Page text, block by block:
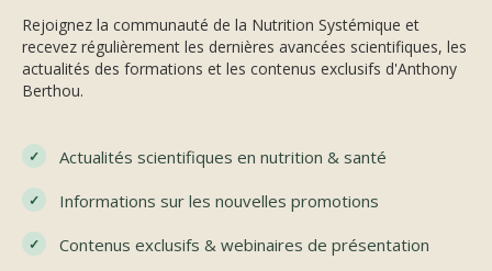
Rejoignez la communauté de la Nutrition Systémique et
recevez régulièrement les dernières avancées scientifiques, les
actualités des formations et les contenus exclusifs d'Anthony
Berthou.
Actualités scientifiques en nutrition & santé
Informations sur les nouvelles promotions
Contenus exclusifs & webinaires de présentation